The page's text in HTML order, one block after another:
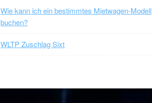
Wie kann ich ein bestimmtes Mietwagen-Modell
buchen?
WLTP Zuschlag Sixt